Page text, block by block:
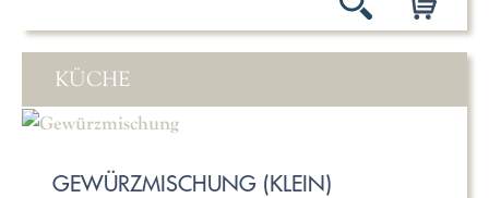
KÜCHE
GEWÜRZMISCHUNG (KLEIN)